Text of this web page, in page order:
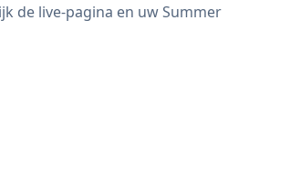
de live-pagina en uw Summer